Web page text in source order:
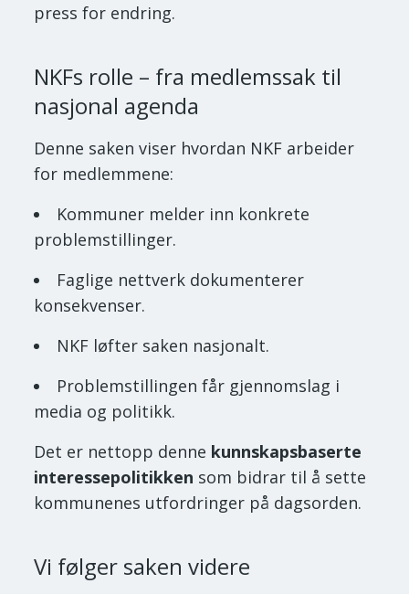
press for endring.
NKFs rolle – fra medlemssak til
nasjonal agenda
Denne saken viser hvordan NKF arbeider
for medlemmene:
Kommuner melder inn konkrete
problemstillinger.
Faglige nettverk dokumenterer
konsekvenser.
NKF løfter saken nasjonalt.
Problemstillingen får gjennomslag i
media og politikk.
Det er nettopp denne kunnskapsbaserte
interessepolitikken som bidrar til å sette
kommunenes utfordringer på dagsorden.
Vi følger saken videre